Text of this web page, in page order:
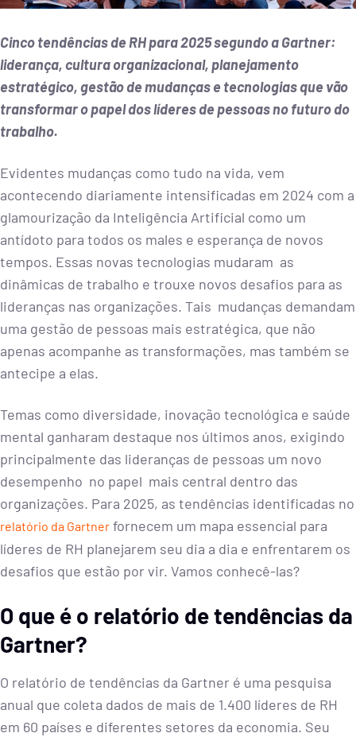
Cinco tendências de RH para 2025 segundo a Gartner:
liderança, cultura organizacional, planejamento
estratégico, gestão de mudanças e tecnologias que vão
transformar o papel dos líderes de pessoas no futuro do
trabalho.
Evidentes mudanças como tudo na vida, vem
acontecendo diariamente intensificadas em 2024 com a
glamourização da Inteligência Artificial como um
antídoto para todos os males e esperança de novos
tempos. Essas novas tecnologias mudaram as
dinâmicas de trabalho e trouxe novos desafios para as
lideranças nas organizações. Tais mudanças demandam
uma gestão de pessoas mais estratégica, que não
apenas acompanhe as transformações, mas também se
antecipe a elas.
Temas como diversidade, inovação tecnológica e saúde
mental ganharam destaque nos últimos anos, exigindo
principalmente das lideranças de pessoas um novo
desempenho no papel mais central dentro das
organizações. Para 2025, as tendências identificadas no
relatório da Gartner fornecem um mapa essencial para
líderes de RH planejarem seu dia a dia e enfrentarem os
desafios que estão por vir. Vamos conhecê-las?
O que é o relatório de tendências da
Gartner?
O relatório de tendências da Gartner é uma pesquisa
anual que coleta dados de mais de 1.400 líderes de RH
em 60 países e diferentes setores da economia. Seu